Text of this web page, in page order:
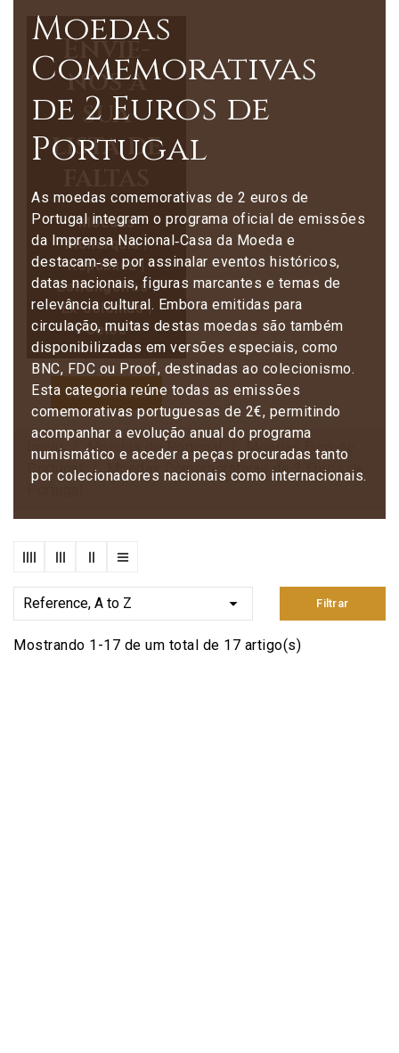
Envie-
nos a
sua
lista de
Moedas
monarquia |
República |
Estrangeiras |
Ex-colónias |
Selos
Contacte-nos
Início Moedas de Portugal
Moedas Euro de
Portugal
Moedas Comemorativas de 2 Euros de
Moedas
Comemorativas
de 2 Euros de
Portugal
As moedas comemorativas de 2 euros de
Portugal integram o programa oficial de emissões
da Imprensa Nacional‑Casa da Moeda e
destacam‑se por assinalar eventos históricos,
datas nacionais, figuras marcantes e temas de
relevância cultural. Embora emitidas para
circulação, muitas destas moedas são também
disponibilizadas em versões especiais, como
BNC, FDC ou Proof, destinadas ao colecionismo.
Esta categoria reúne todas as emissões
comemorativas portuguesas de 2€, permitindo
acompanhar a evolução anual do programa
numismático e aceder a peças procuradas tanto
por colecionadores nacionais como internacionais.
Reference, A to Z  Filtrar
Mostrando 1-17 de um total de 17 artigo(s)